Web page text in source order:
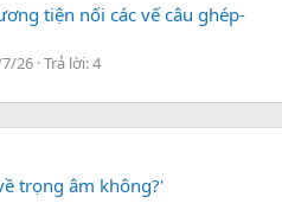
tiện nối các vế câu ghép-
26 Trả lời: 4
trọng âm không?'